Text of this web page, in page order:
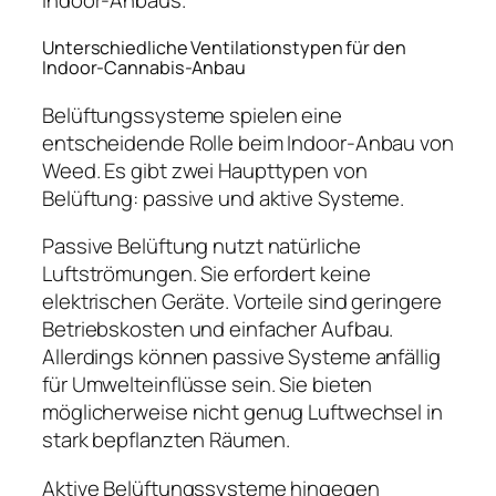
Unterschiedliche Ventilationstypen für den
Indoor-Cannabis-Anbau
Belüftungssysteme spielen eine
entscheidende Rolle beim Indoor-Anbau von
Weed. Es gibt zwei Haupttypen von
Belüftung: passive und aktive Systeme.
Passive Belüftung nutzt natürliche
Luftströmungen. Sie erfordert keine
elektrischen Geräte. Vorteile sind geringere
Betriebskosten und einfacher Aufbau.
Allerdings können passive Systeme anfällig
für Umwelteinflüsse sein. Sie bieten
möglicherweise nicht genug Luftwechsel in
stark bepflanzten Räumen.
Aktive Belüftungssysteme hingegen